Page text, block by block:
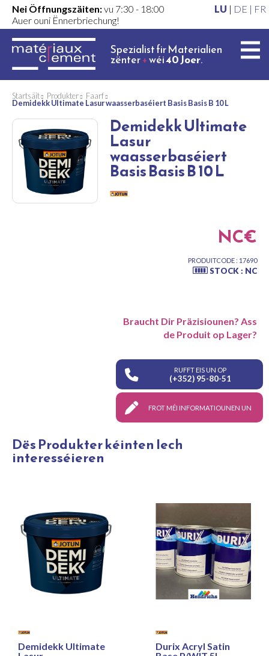
Nei Öffnungszäiten:vu 7:30 - 18:00
Auer ouni Ënnerbriechung!
LU | DE | FR
Spezialist fir Materialien
zënter+wéi40 Joer.
Startsäit Produkter Faarf
Demidekk Ultimate Lasur waasserbaséiert Basis Basis B 10 L
Demidekk Ultimate
Lasur
waasserbaséiert
Basis Basis B 10 L
NC€
PRODUITCODE : 17690
STOCK : NC
Braucht Dir Präzisiounen? Ass
de Produit op Lager?
RUFFT EIS UN OP
(+352) 95-80-51
FROT MÉI INFORMATIOUNEN UN
Dës Produkter kéinten Iech
interesséieren
Demidekk Ultimate
Durix Acryl Satin